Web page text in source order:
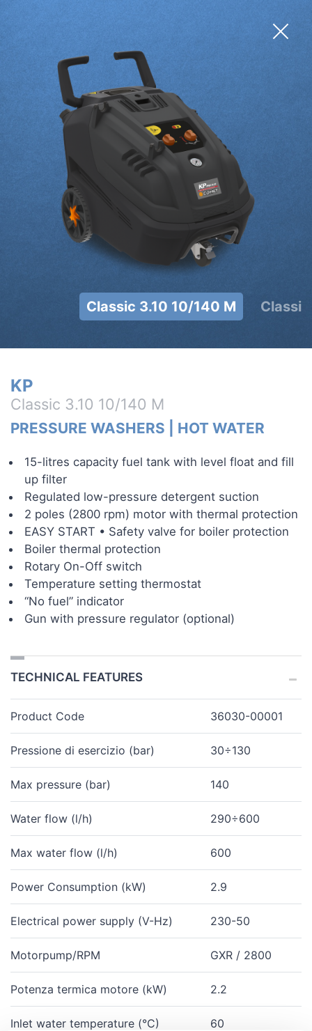
Classic 3.10 10/140 M
KP
Classic 3.10 10/140 M
PRESSURE WASHERS HOT WATER
15-litres capacity fuel tank with level float and fill
up filter
Regulated low-pressure detergent suction
2 poles (2800 rpm) motor with thermal protection
EASY START • Safety valve for boiler protection
Boiler thermal protection
Rotary On-Off switch
Temperature setting thermostat
“No fuel” indicator
Gun with pressure regulator (optional)
TECHNICAL FEATURES
Product Code 36030-00001
Pressione di esercizio (bar) 30÷130
Max pressure (bar) 140
Water flow (l/h) 290÷600
Max water flow (l/h) 600
Power Consumption (kW) 2.9
Electrical power supply (V-Hz) 230-50
Motorpump/RPM GXR / 2800
Potenza termica motore (kW) 2.2
Inlet water temperature (°C) 60